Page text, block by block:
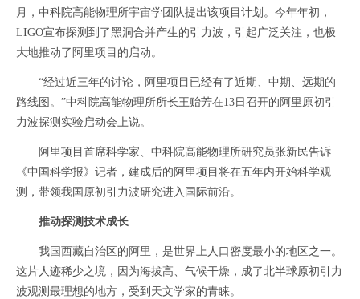
月，中科院高能物理所宇宙学团队提出该项目计划。今年年初，
LIGO宣布探测到了黑洞合并产生的引力波，引起广泛关注，也极
大地推动了阿里项目的启动。
“经过近三年的讨论，阿里项目已经有了近期、中期、远期的
路线图。”中科院高能物理所所长王贻芳在13日召开的阿里原初引
力波探测实验启动会上说。
阿里项目首席科学家、中科院高能物理所研究员张新民告诉
《中国科学报》记者，建成后的阿里项目将在五年内开始科学观
测，带领我国原初引力波研究进入国际前沿。
推动探测技术成长
我国西藏自治区的阿里，是世界上人口密度最小的地区之一。
这片人迹稀少之境，因为海拔高、气候干燥，成了北半球原初引力
波观测最理想的地方，受到天文学家的青睐。